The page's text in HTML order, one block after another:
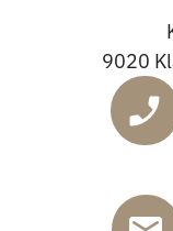
9020